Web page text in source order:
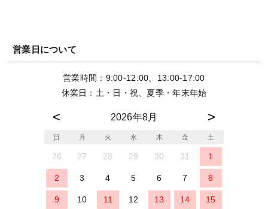
営業日について
営業時間：9:00-12:00、13:00-17:00
休業日：土・日・祝、夏季・年末年始
2026年8月
日 月 火 水 木 金 土
26 27 28 29 30 31 1
2 3 4 5 6 7 8
9 10 11 12 13 14 15